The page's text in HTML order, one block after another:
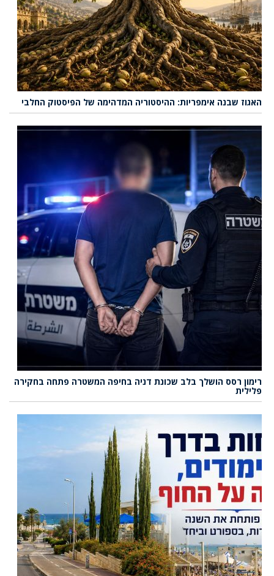
האגוז שבנה אימפריות: ההיסטוריה המדהימה של הפיסטוק החלבי
רימון רסס הושלך בלב שכונת דניה בחיפה המשטרה פתחה בחקירה
פלילית